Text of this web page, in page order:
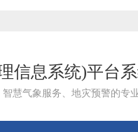
信息系统)平台
慧气象服务、地灾预警的专